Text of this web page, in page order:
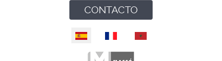
CONTACTO
Seleccione su idioma